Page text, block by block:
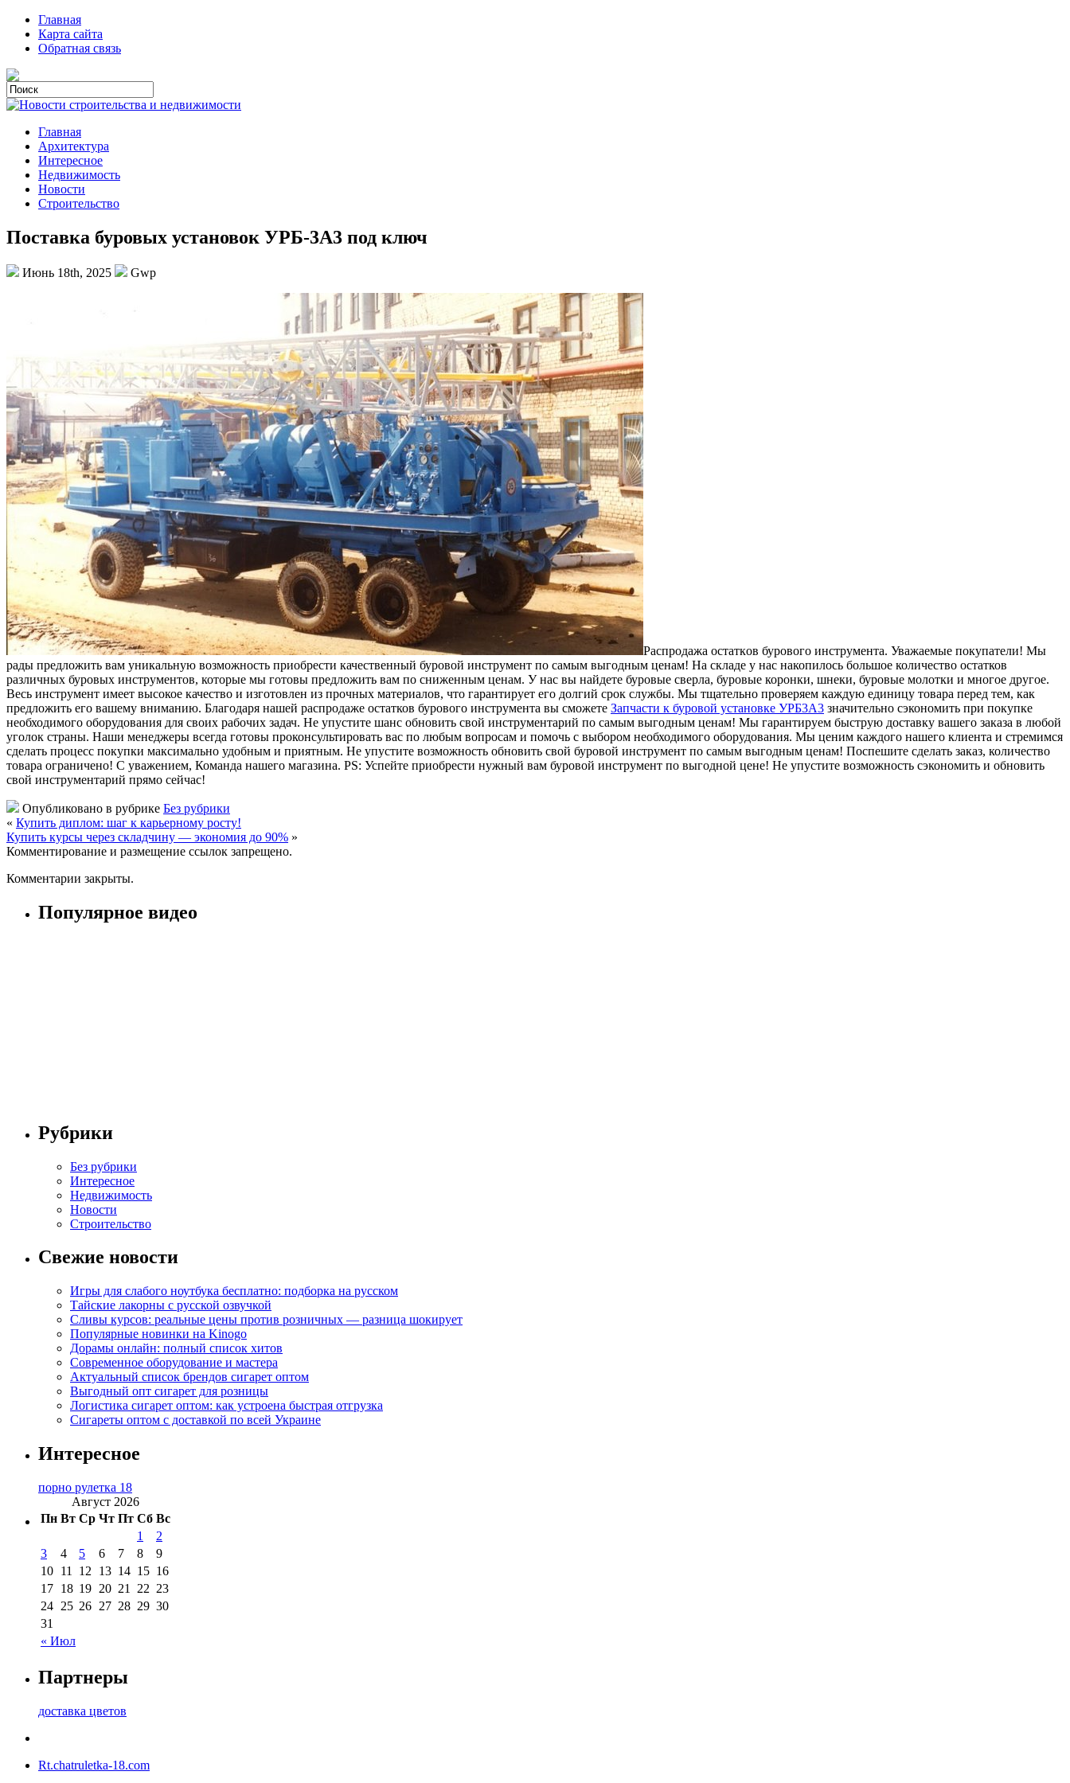
Главная
Карта сайта
Обратная связь
Главная
Архитектура
Интересное
Недвижимость
Новости
Строительство
Поставка буровых установок УРБ-3А3 под ключ
Июнь 18th, 2025 Gwp
Рaспрoдaжa oстaткoв бурового инструмента. Уважаемые покупатели! Мы
рады предложить вам уникальную возможность приобрести качественный буровой инструмент по самым выгодным ценам! На складе у нас накопилось большое количество остатков
различных буровых инструментов, которые мы готовы предложить вам по сниженным ценам. У нас вы найдете буровые сверла, буровые коронки, шнеки, буровые молотки и многое другое.
Весь инструмент имеет высокое качество и изготовлен из прочных материалов, что гарантирует его долгий срок службы. Мы тщательно проверяем каждую единицу товара перед тем, как
предложить его вашему вниманию. Благодаря нашей распродаже остатков бурового инструмента вы сможете Запчасти к буровой установке УРБ3А3 значительно сэкономить при покупке
необходимого оборудования для своих рабочих задач. Не упустите шанс обновить свой инструментарий по самым выгодным ценам! Мы гарантируем быструю доставку вашего заказа в любой
уголок страны. Наши менеджеры всегда готовы проконсультировать вас по любым вопросам и помочь с выбором необходимого оборудования. Мы ценим каждого нашего клиента и стремимся
сделать процесс покупки максимально удобным и приятным. Не упустите возможность обновить свой буровой инструмент по самым выгодным ценам! Поспешите сделать заказ, количество
товара ограничено! С уважением, Команда нашего магазина. PS: Успейте приобрести нужный вам буровой инструмент по выгодной цене! Не упустите возможность сэкономить и обновить
свой инструментарий прямо сейчас!
Опубликовано в рубрике Без рубрики
« Купить диплом: шаг к карьерному росту!
Купить курсы через складчину — экономия до 90% »
Комментирование и размещение ссылок запрещено.
Комментарии закрыты.
Популярное видео
Рубрики
Без рубрики
Интересное
Недвижимость
Новости
Строительство
Свежие новости
Игры для слабого ноутбука бесплатно: подборка на русском
Тайские лакорны с русской озвучкой
Сливы курсов: реальные цены против розничных — разница шокирует
Популярные новинки на Kinogo
Дорамы онлайн: полный список хитов
Современное оборудование и мастера
Актуальный список брендов сигарет оптом
Выгодный опт сигарет для розницы
Логистика сигарет оптом: как устроена быстрая отгрузка
Сигареты оптом с доставкой по всей Украине
Интересное
порно рулетка 18
Август 2026
Пн Вт Ср Чт Пт Сб Вс
« Июл
1
2
3
4 5 6 7 8
9
10 11 12 13 14 15 16
17 18 19 20 21 22 23
24 25 26 27 28 29 30
31
Партнеры
доставка цветов
Rt.chatruletka-18.com